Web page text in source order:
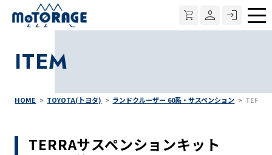
ITEM
HOME TOYOTA(トヨタ) ランドクルーザー 60系・サスペンション TERRA
TERRAサスペンションキット
メ